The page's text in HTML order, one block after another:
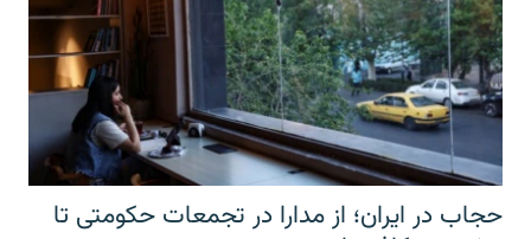
حجاب در ایران؛ از مدارا در تجمعات حکومتی تا